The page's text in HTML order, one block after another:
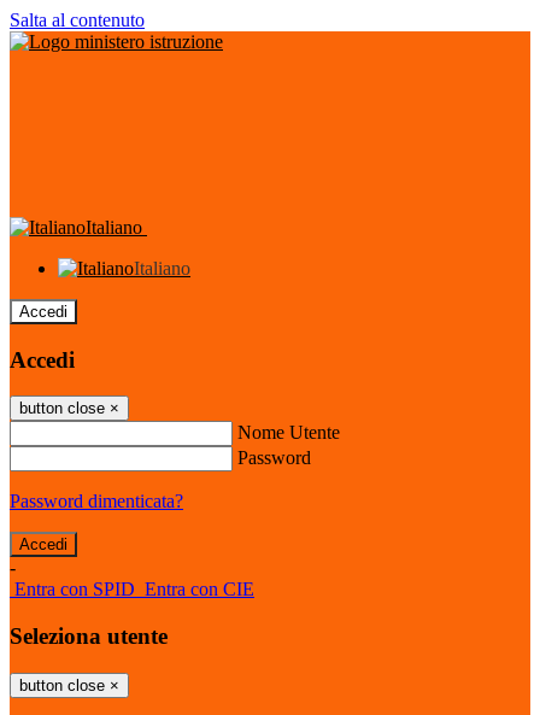
Salta al contenuto
Italiano
Italiano
Accedi
Accedi
button close ×
Nome Utente
Password
Password dimenticata?
-
Entra con SPID Entra con CIE
Seleziona utente
button close ×